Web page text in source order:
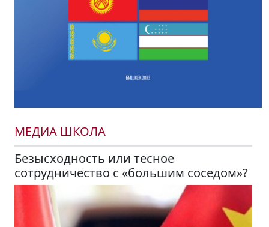
МЕДИА ШКОЛА
Безысходность или тесное
сотрудничество с «большим соседом»?